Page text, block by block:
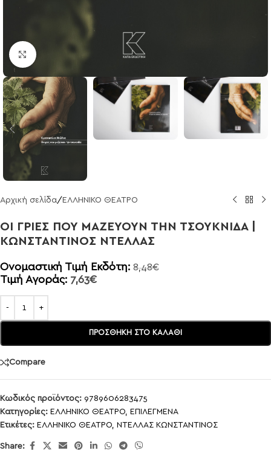
Click to enlarge
Αρχική σελίδα/ ΕΛΛΗΝΙΚΟ ΘΕΑΤΡΟ
ΟΙ ΓΡΙΕΣ ΠΟΥ ΜΑΖΕΥΟΥΝ ΤΗΝ ΤΣΟΥΚΝΙΔΑ |
ΚΩΝΣΤΑΝΤΙΝΟΣ ΝΤΕΛΛΑΣ
Ονομαστική Τιμή Εκδότη: 8,48€
Τιμή Αγοράς: 7,63€
ΠΡΟΣΘΉΚΗ ΣΤΟ ΚΑΛΆΘΙ
Compare
Κωδικός προϊόντος: 9789606283475
Κατηγορίες: ΕΛΛΗΝΙΚΟ ΘΕΑΤΡΟ, ΕΠΙΛΕΓΜΕΝΑ
Ετικέτες: ΕΛΛΗΝΙΚΟ ΘΕΑΤΡΟ, ΝΤΕΛΛΑΣ ΚΩΝΣΤΑΝΤΙΝΟΣ
Share: